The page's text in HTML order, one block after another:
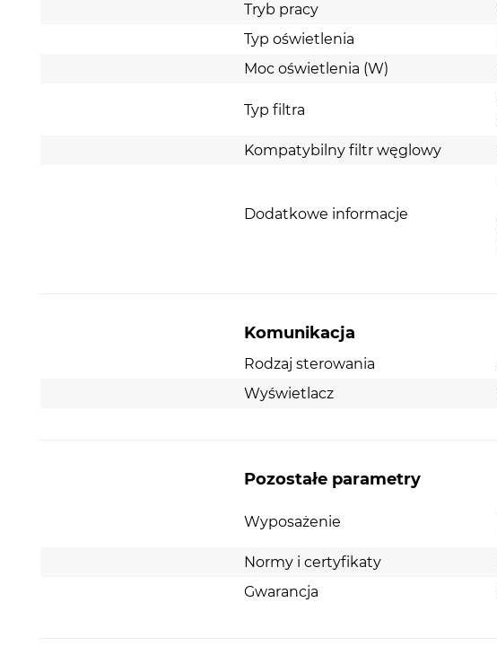
Tryb pracy
Typ oświetlenia
Moc oświetlenia (W)
Typ filtra
Kompatybilny filtr węglowy
Dodatkowe informacje
Komunikacja
Rodzaj sterowania
Wyświetlacz
Pozostałe parametry
Wyposażenie
Normy i certyfikaty
Gwarancja